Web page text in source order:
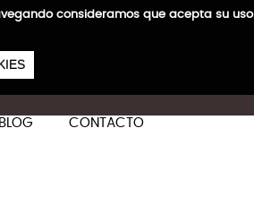
consideramos que acepta su
ES CA
BLOG CONTACTO